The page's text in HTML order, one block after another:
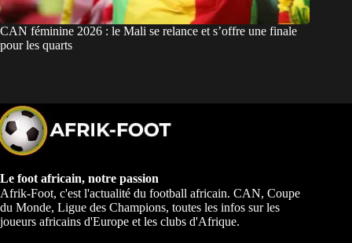
CAN féminine 2026 : le Mali se relance et s’offre une finale
pour les quarts
Le foot africain, notre passion
Afrik-Foot, c'est l'actualité du football africain. CAN, Coupe
du Monde, Ligue des Champions, toutes les infos sur les
joueurs africains d'Europe et les clubs d'Afrique.